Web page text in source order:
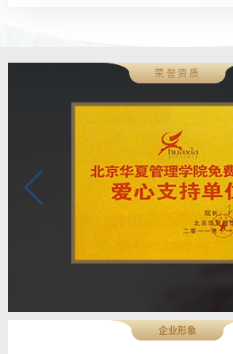
荣誉资质
企业形象